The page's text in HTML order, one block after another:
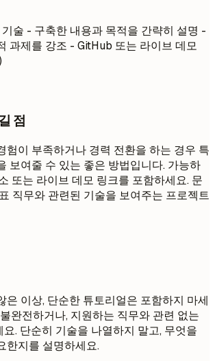
술 - 구축한 내용과 목적을 간략히 설명 -
과제를 강조 - GitHub 또는 라이브 데모
점
험이 부족하거나 경력 전환을 하는 경우 특
보여줄 수 있는 좋은 방법입니다. 가능하
또는 라이브 데모 링크를 포함하세요. 문
직무와 관련된 기술을 보여주는 프로젝트
은 이상, 단순한 튜토리얼은 포함하지 마세
완전하거나, 지원하는 직무와 관련 없는
. 단순히 기술을 나열하지 말고, 무엇을
한지를 설명하세요.